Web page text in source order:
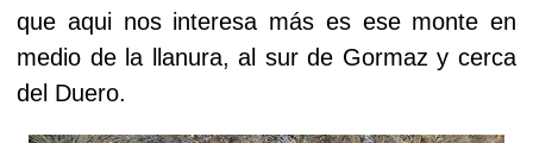
que aqui nos interesa más es ese monte en
medio de la llanura, al sur de Gormaz y cerca
del Duero.